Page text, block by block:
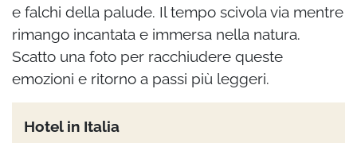
e falchi della palude. Il tempo scivola via mentre
rimango incantata e immersa nella natura.
Scatto una foto per racchiudere queste
emozioni e ritorno a passi più leggeri.
Hotel in Italia